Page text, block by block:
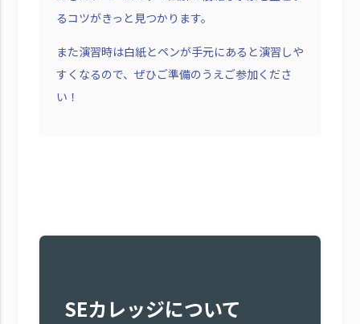
るコツがきっと見つかります。
また演習時は白紙とペンが手元にあると演習しや
すくなるので、ぜひご準備のうえご参加くださ
い！
SEカレッジについて